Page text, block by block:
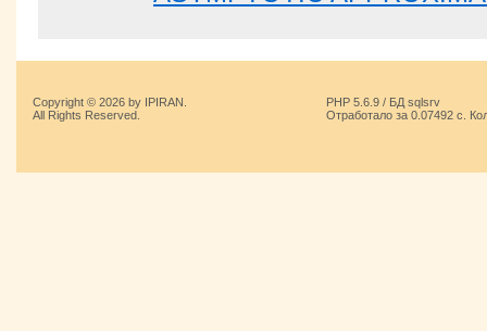
Copyright © 2026 by IPIRAN.
All Rights Reserved.
PHP 5.6.9 / БД sqlsrv
Отработало за 0.07492 с.